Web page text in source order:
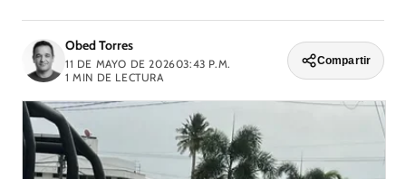
Obed Torres
11 DE MAYO DE 202603:43 P.M.
1 MIN DE LECTURA
Compartir